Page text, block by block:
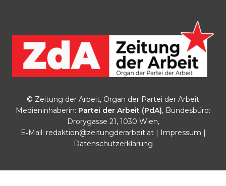
© Zeitung der Arbeit, Organ der Partei der Arbeit
Medieninhaberin: Partei der Arbeit (PdA), Bundesbüro:
Drorygasse 21, 1030 Wien,
E‑Mail: redaktion@zeitungderarbeit.at| Impressum |
Datenschutzerklärung